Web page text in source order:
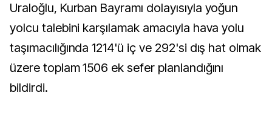
Uraloğlu, Kurban Bayramı dolayısıyla yoğun
yolcu talebini karşılamak amacıyla hava yolu
taşımacılığında 1214'ü iç ve 292'si dış hat olmak
üzere toplam 1506 ek sefer planlandığını
bildirdi.